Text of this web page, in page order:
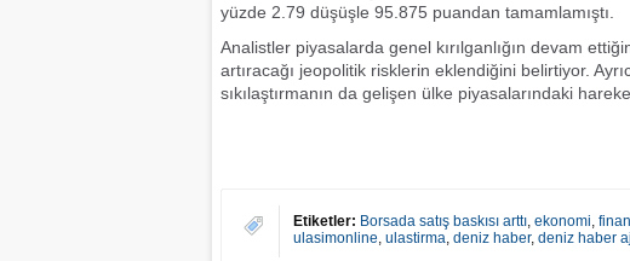
yüzde 2.79 düşüşle 95.875 puandan tamamlamıştı.
Analistler piyasalarda genel kırılganlığın devam
artıracağı jeopolitik risklerin eklendiğini belirtiyor.
sıkılaştırmanın da gelişen ülke piyasalarındaki
Etiketler: Borsada satış baskısı arttı, ekonomi,
ulasimonline, ulastirma, deniz haber, deniz haber